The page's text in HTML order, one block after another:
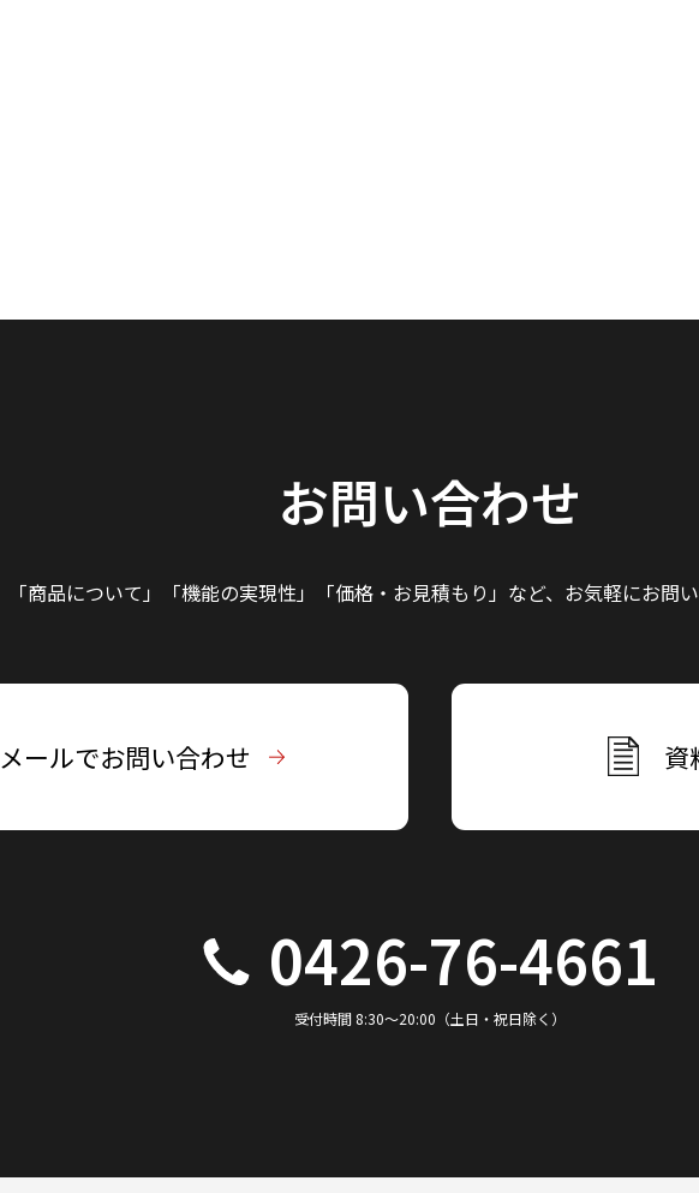
お問い合わせ
「商品について」「機能の実現性」 「価格・お見積もり」など、 お気軽にお問
メールでお問い合わせ 資
0426-76-4661
受付時間 8:30～20:00（土日・祝日除く）